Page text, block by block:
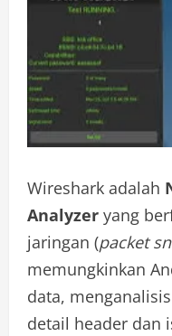
Wireshark adalah
Analyzer yang
jaringan (packet
memungkinkan
data,
detail header dan